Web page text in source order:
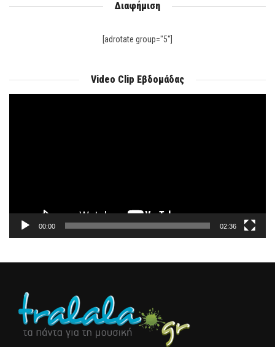
Διαφήμιση
[adrotate group="5"]
Video Clip Εβδομάδας
00:00 02:36